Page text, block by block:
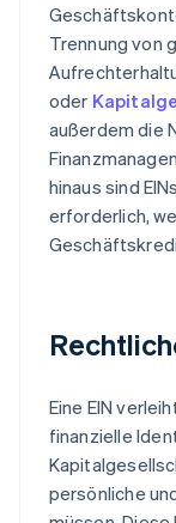
Trennung von
oder
außerdem die
hinaus sind
erforderlich,
Eine EIN
finanzielle
persönliche